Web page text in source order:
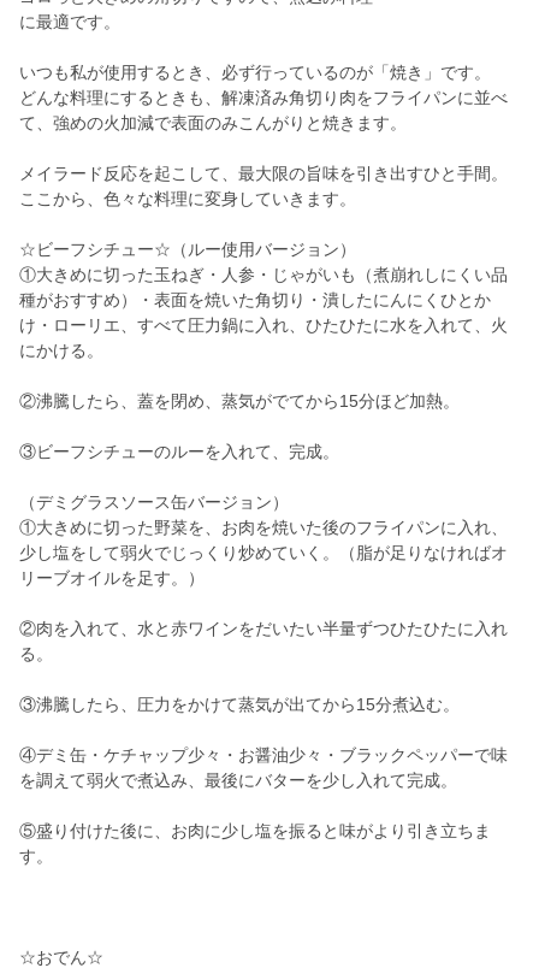
に最適です。
いつも私が使用するとき、必ず行っているのが「焼き」です。
どんな料理にするときも、解凍済み角切り肉をフライパンに並べ
て、強めの火加減で表面のみこんがりと焼きます。
メイラード反応を起こして、最大限の旨味を引き出すひと手間。
ここから、色々な料理に変身していきます。
☆ビーフシチュー☆（ルー使用バージョン）
①大きめに切った玉ねぎ・人参・じゃがいも（煮崩れしにくい品
種がおすすめ）・表面を焼いた角切り・潰したにんにくひとか
け・ローリエ、すべて圧力鍋に入れ、ひたひたに水を入れて、火
にかける。
②沸騰したら、蓋を閉め、蒸気がでてから15分ほど加熱。
③ビーフシチューのルーを入れて、完成。
（デミグラスソース缶バージョン）
①大きめに切った野菜を、お肉を焼いた後のフライパンに入れ、
少し塩をして弱火でじっくり炒めていく。（脂が足りなければオ
リーブオイルを足す。）
②肉を入れて、水と赤ワインをだいたい半量ずつひたひたに入れ
る。
③沸騰したら、圧力をかけて蒸気が出てから15分煮込む。
④デミ缶・ケチャップ少々・お醤油少々・ブラックペッパーで味
を調えて弱火で煮込み、最後にバターを少し入れて完成。
⑤盛り付けた後に、お肉に少し塩を振ると味がより引き立ちま
す。
☆おでん☆